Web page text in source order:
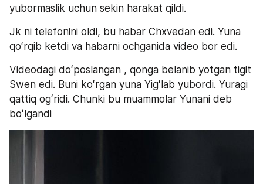
yubormaslik uchun sekin harakat qildi.
Jk ni telefonini oldi, bu habar Chxvedan edi. Yuna
qoʻrqib ketdi va habarni ochganida video bor edi.
Videodagi doʻposlangan , qonga belanib yotgan tigit
Swen edi. Buni koʻrgan yuna Yigʻlab yubordi. Yuragi
qattiq ogʻridi. Chunki bu muammolar Yunani deb
boʻlgandi